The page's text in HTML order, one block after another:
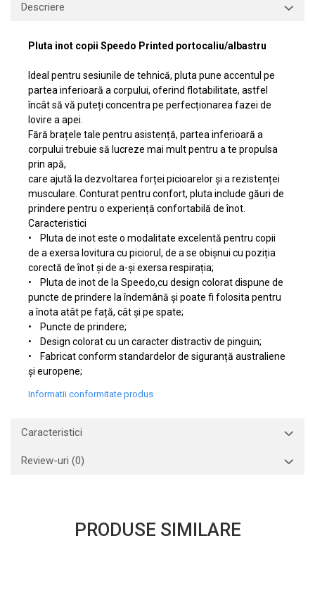
Descriere
Pluta inot copii Speedo Printed portocaliu/albastru
Ideal pentru sesiunile de tehnică, pluta pune accentul pe
partea inferioară a corpului, oferind flotabilitate, astfel
încât să vă puteți concentra pe perfecționarea fazei de
lovire a apei.
Fără brațele tale pentru asistență, partea inferioară a
corpului trebuie să lucreze mai mult pentru a te propulsa
prin apă,
care ajută la dezvoltarea forței picioarelor și a rezistenței
musculare. Conturat pentru confort, pluta include găuri de
prindere pentru o experiență confortabilă de înot.
Caracteristici
• Pluta de inot este o modalitate excelentă pentru copii
de a exersa lovitura cu piciorul, de a se obișnui cu poziția
corectă de înot și de a-și exersa respirația;
• Pluta de inot de la Speedo,cu design colorat dispune de
puncte de prindere la îndemână și poate fi folosita pentru
a înota atât pe față, cât și pe spate;
• Puncte de prindere;
• Design colorat cu un caracter distractiv de pinguin;
• Fabricat conform standardelor de siguranță australiene
și europene;
Informatii conformitate produs
Caracteristici
Review-uri (0)
PRODUSE SIMILARE